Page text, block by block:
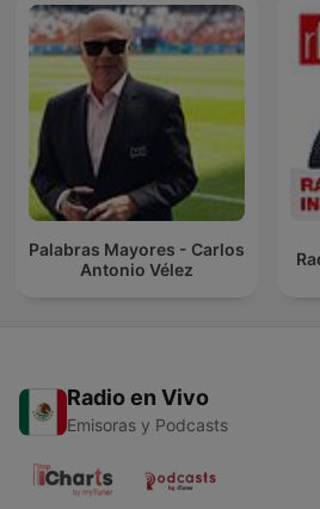
Palabras Mayores - Carlos
Antonio Vélez
Radio en Vivo
Emisoras y Podcasts